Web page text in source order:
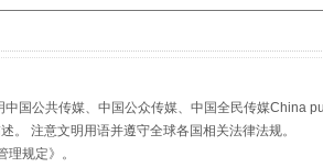
国公共传媒、中国公众传媒、中国全民传媒China
注意文明用语并遵守全球各国相关法律法规。
理规定》。